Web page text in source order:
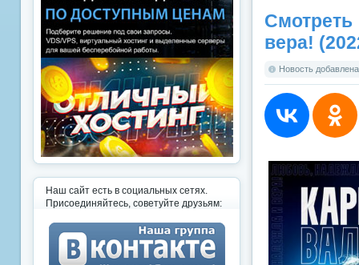
вера!
Новость
Наш сайт есть в социальных сетях.
Присоединяйтесь, советуйте друзьям: